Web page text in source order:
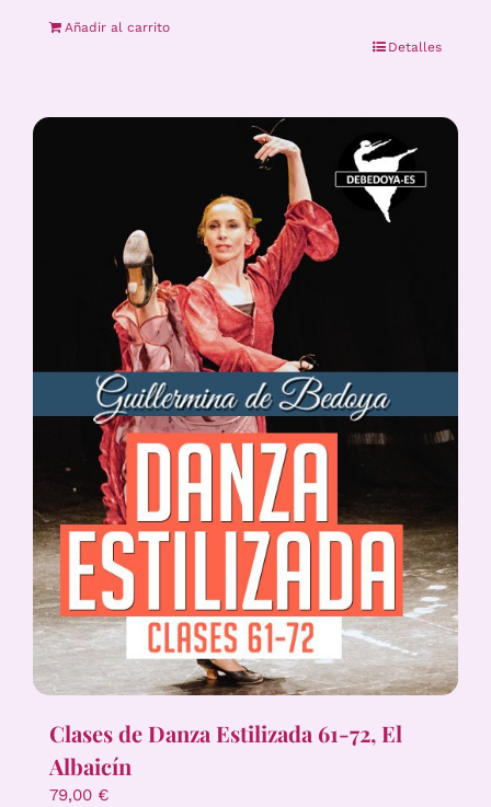
Añadir al carrito
Detalles
Clases de Danza Estilizada 61-72, El
Albaicín
79,00 €